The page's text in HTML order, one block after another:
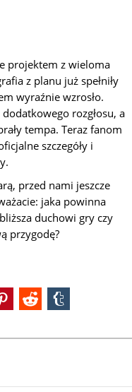
projektem z wieloma
z planu już spełniły
wyraźnie wzrosło.
rozgłosu, a
tempa. Teraz fanom
szczegóły i
przed nami jeszcze
jaka powinna
duchowi gry czy
przygodę?